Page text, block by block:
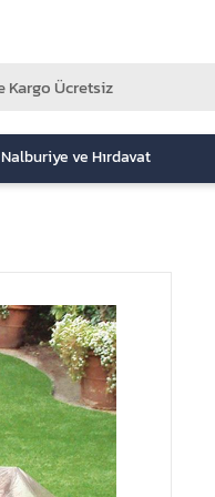
Nalburiye ve Hırdavat